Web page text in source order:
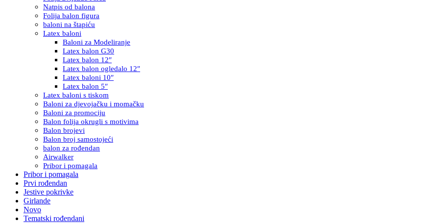
Natpis od balona
Folija balon figura
baloni na štapiću
Latex baloni
Baloni za Modeliranje
Latex balon G30
Latex balon 12″
Latex balon ogledalo 12″
Latex baloni 10″
Latex balon 5″
Latex baloni s tiskom
Baloni za djevojačku i momačku
Baloni za promociju
Balon folija okrugli s motivima
Balon brojevi
Balon broj samostojeći
balon za rođendan
Airwalker
Pribor i pomagala
Pribor i pomagala
Prvi rođendan
Jestive pokrivke
Girlande
Novo
Tematski rođendani